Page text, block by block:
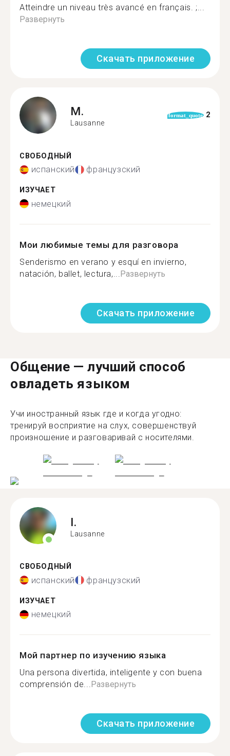
Atteindre un niveau très avancé en français. ;...
Развернуть
Скачать приложение
M.
Lausanne
format_quote 2
СВОБОДНЫЙ
испанский французский
ИЗУЧАЕТ
немецкий
Мои любимые темы для разговора
Senderismo en verano y esquí en invierno,
natación, ballet, lectura,... Развернуть
Скачать приложение
Общение — лучший способ
овладеть языком
Учи иностранный язык где и когда угодно:
тренируй восприятие на слух, совершенствуй
произношение и разговаривай с носителями.
I.
Lausanne
СВОБОДНЫЙ
испанский французский
ИЗУЧАЕТ
немецкий
Мой партнер по изучению языка
Una persona divertida, inteligente y con buena
comprensión de...Развернуть
Скачать приложение